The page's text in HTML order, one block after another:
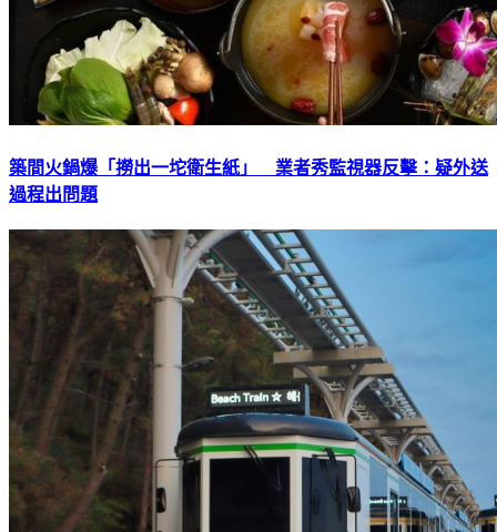
築間火鍋爆「撈出一坨衛生紙」 業者秀監視器反擊：疑外送
過程出問題